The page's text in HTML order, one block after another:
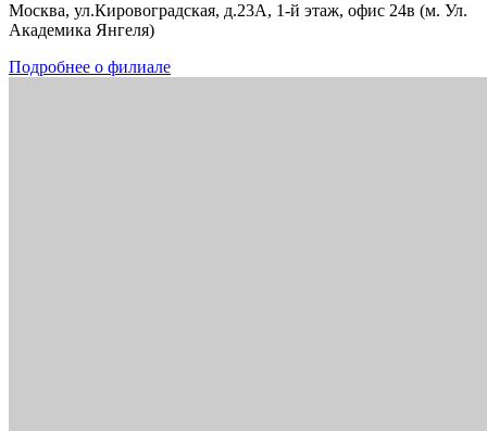
Москва, ул.Кировоградская, д.23А, 1-й этаж, офис 24в (м. Ул.
Академика Янгеля)
Подробнее о филиале